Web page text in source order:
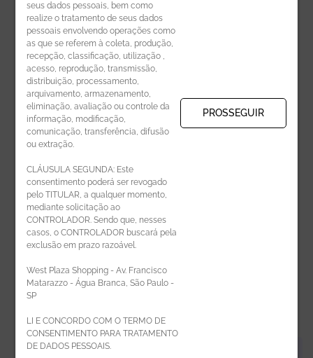
seus dados pessoais, bem como
realize o tratamento de seus dados
pessoais envolvendo operações como
as que se referem à coleta, produção,
recepção, classificação, utilização ,
acesso, reprodução, transmissão,
distribuição, processamento,
arquivamento, armazenamento,
eliminação, avaliação ou controle da
informação, modificação,
comunicação, transferência, difusão
ou extração.
CLÁUSULA SEGUNDA: Este
consentimento poderá ser revogado
pelo TITULAR, a qualquer momento,
mediante solicitação ao
CONTROLADOR. Sendo que, nesses
casos, o CONTROLADOR buscará pela
exclusão em prazo razoável.
West Plaza Shopping - Av. Francisco
Matarazzo - Água Branca, São Paulo -
SP
LI E CONCORDO COM O TERMO DE
CONSENTIMENTO PARA TRATAMENTO
DE DADOS PESSOAIS.
PROSSEGUIR
CADASTRE-SE
Receba novidades por e-mail:
CADASTRAR